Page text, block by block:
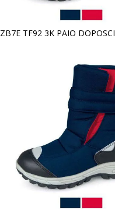
ZB7E TF92 3K PAIO DOPOSCI